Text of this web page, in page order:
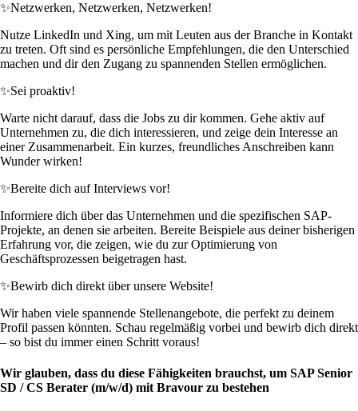
✨Netzwerken, Netzwerken, Netzwerken!
Nutze LinkedIn und Xing, um mit Leuten aus der Branche in Kontakt
zu treten. Oft sind es persönliche Empfehlungen, die den Unterschied
machen und dir den Zugang zu spannenden Stellen ermöglichen.
✨Sei proaktiv!
Warte nicht darauf, dass die Jobs zu dir kommen. Gehe aktiv auf
Unternehmen zu, die dich interessieren, und zeige dein Interesse an
einer Zusammenarbeit. Ein kurzes, freundliches Anschreiben kann
Wunder wirken!
✨Bereite dich auf Interviews vor!
Informiere dich über das Unternehmen und die spezifischen SAP-
Projekte, an denen sie arbeiten. Bereite Beispiele aus deiner bisherigen
Erfahrung vor, die zeigen, wie du zur Optimierung von
Geschäftsprozessen beigetragen hast.
✨Bewirb dich direkt über unsere Website!
Wir haben viele spannende Stellenangebote, die perfekt zu deinem
Profil passen könnten. Schau regelmäßig vorbei und bewirb dich direkt
– so bist du immer einen Schritt voraus!
Wir glauben, dass du diese Fähigkeiten brauchst, um SAP Senior
SD / CS Berater (m/w/d) mit Bravour zu bestehen